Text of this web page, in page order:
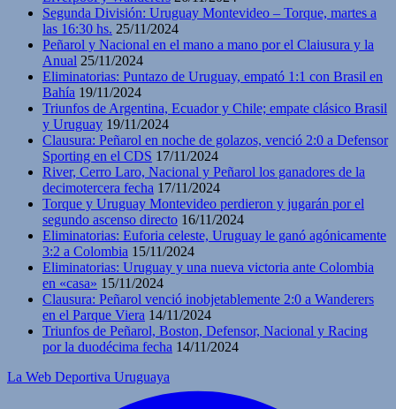
Segunda División: Uruguay Montevideo – Torque, martes a
las 16:30 hs. 25/11/2024
Peñarol y Nacional en el mano a mano por el Claiusura y la
Anual 25/11/2024
Eliminatorias: Puntazo de Uruguay, empató 1:1 con Brasil en
Bahía 19/11/2024
Triunfos de Argentina, Ecuador y Chile; empate clásico Brasil
y Uruguay 19/11/2024
Clausura: Peñarol en noche de golazos, venció 2:0 a Defensor
Sporting en el CDS 17/11/2024
River, Cerro Laro, Nacional y Peñarol los ganadores de la
decimotercera fecha 17/11/2024
Torque y Uruguay Montevideo perdieron y jugarán por el
segundo ascenso directo 16/11/2024
Eliminatorias: Euforia celeste, Uruguay le ganó agónicamente
3:2 a Colombia 15/11/2024
Eliminatorias: Uruguay y una nueva victoria ante Colombia
en «casa» 15/11/2024
Clausura: Peñarol venció inobjetablemente 2:0 a Wanderers
en el Parque Viera 14/11/2024
Triunfos de Peñarol, Boston, Defensor, Nacional y Racing
por la duodécima fecha 14/11/2024
La Web Deportiva Uruguaya